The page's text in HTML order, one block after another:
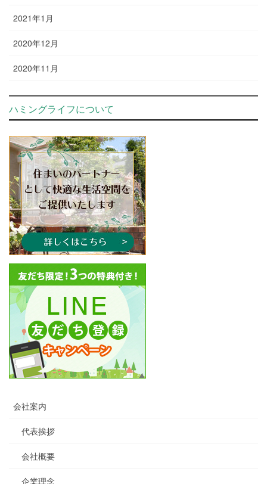
2021年1月
2020年12月
2020年11月
ハミングライフについて
会社案内
代表挨拶
会社概要
企業理念